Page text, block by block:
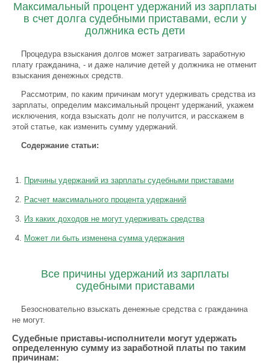
Максимальный процент удержаний из зарплаты
в счет долга судебными приставами, если у
должника есть дети
Процедура взыскания долгов может затрагивать заработную
плату гражданина, - и даже наличие детей у должника не отменит
взыскания денежных средств.
Рассмотрим, по каким причинам могут удерживать средства из
зарплаты, определим максимальный процент удержаний, укажем
исключения, когда взыскать долг не получится, и расскажем в
этой статье, как изменить сумму удержаний.
Содержание статьи:
Причины удержаний из зарплаты судебными приставами
Расчет максимального процента удержаний
Из каких доходов не могут удерживать средства
Может ли быть изменена сумма удержания
Все причины удержаний из зарплаты
судебными приставами
Безосновательно взыскать денежные средства с гражданина
не могут.
Судебные приставы-исполнители могут удержать
определенную сумму из заработной платы по таким
причинам: